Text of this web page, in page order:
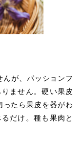
が、パッションフ
ません。硬い果皮
たら果皮を器がわ
だけ。種も果肉と